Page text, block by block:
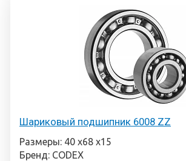
Шариковый подшипник 6008 ZZ
Размеры: 40 х68 х15
Бренд: CODEX